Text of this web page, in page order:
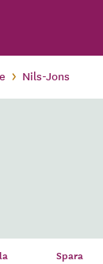
Nils-Jons
Spara